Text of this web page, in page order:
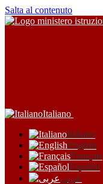
Salta al contenuto
Italiano
Italiano
English
Français
Español
عربى